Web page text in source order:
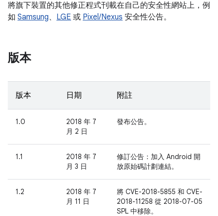
將旗下裝置的其他修正程式刊載在自己的安全性網站上，例
如 Samsung、 LGE 或 Pixel/Nexus 安全性公告。
版本
版本 日期 附註
1.0
2018 年 7
月 2 日
發布公告。
1.1
2018 年 7
月 3 日
修訂公告：加入 Android 開
放原始碼計劃連結。
1.2
2018 年 7
月 11 日
將 CVE-2018-5855 和 CVE-
2018-11258 從 2018-07-05
SPL 中移除。